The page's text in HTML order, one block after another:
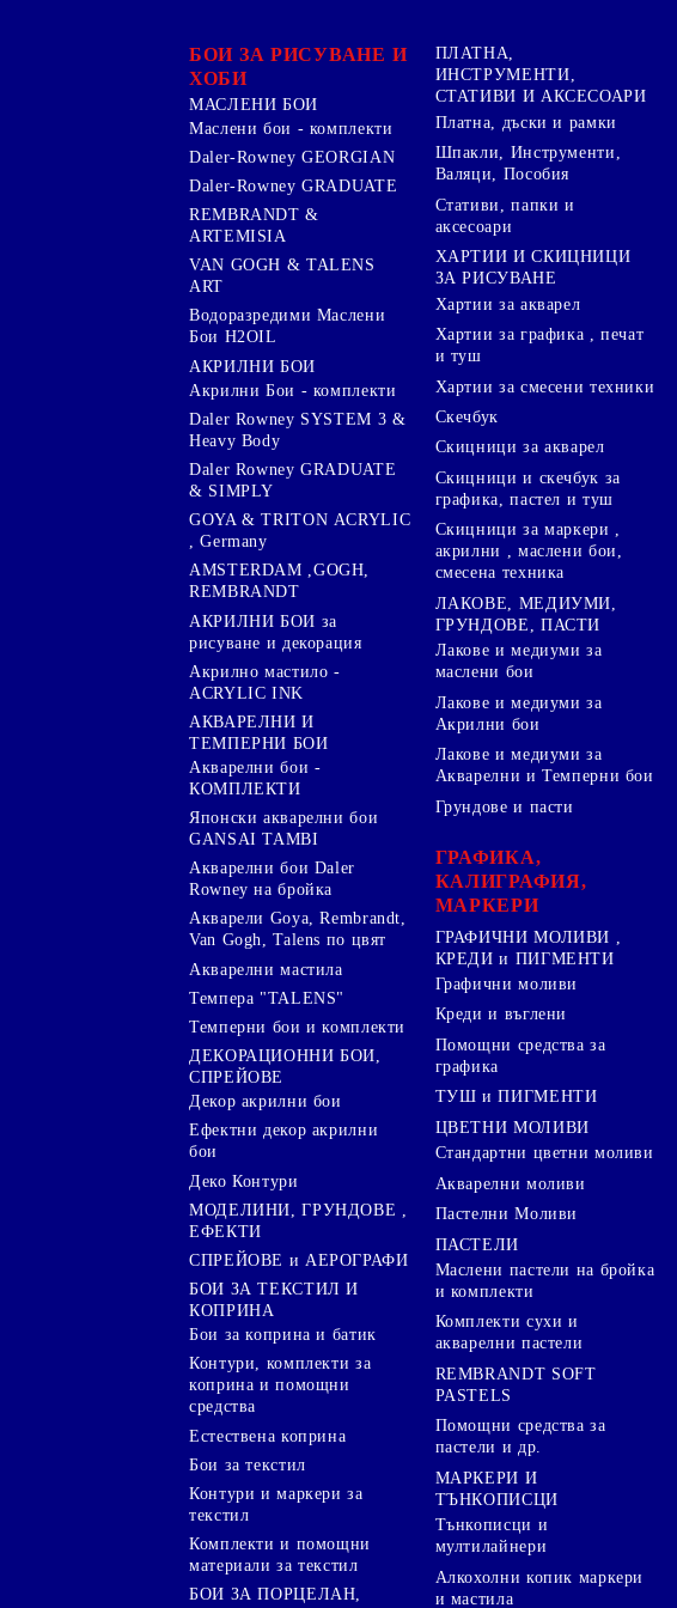
БОИ ЗА РИСУВАНЕ И
ХОБИ
МАСЛЕНИ БОИ
Маслени бои - комплекти
Daler-Rowney GEORGIAN
Daler-Rowney GRADUATE
REMBRANDT &
ARTEMISIA
VAN GOGH & TALENS
ART
Водоразредими Маслени
Бои H2OIL
АКРИЛНИ БОИ
Акрилни Бои - комплекти
Daler Rowney SYSTEM 3 &
Heavy Body
Daler Rowney GRADUATE
& SIMPLY
GOYA & TRITON АCRYLIC
, Germany
AMSTERDAM ,GOGH,
REMBRANDT
АКРИЛНИ БОИ за
рисуване и декорация
Акрилно мастило -
ACRYLIC INK
АКВАРЕЛНИ И
ТЕМПЕРНИ БОИ
Акварелни бои -
КОМПЛЕКТИ
Японски акварелни бои
GANSAI TAMBI
Акварелни бои Daler
Rowney на бройка
Акварели Goya, Rembrandt,
Van Gogh, Talens по цвят
Акварелни мастила
Темпера "TALENS"
Темперни бои и комплекти
ДЕКОРАЦИОННИ БОИ,
СПРЕЙОВЕ
Декор акрилни бои
Ефектни декор акрилни
бои
Деко Контури
МОДЕЛИНИ, ГРУНДОВЕ ,
ЕФЕКТИ
СПРЕЙОВЕ и АЕРОГРАФИ
БОИ ЗА ТЕКСТИЛ И
КОПРИНА
Бои за коприна и батик
Контури, комплекти за
коприна и помощни
средства
Естествена коприна
Бои за текстил
Контури и маркери за
текстил
Комплекти и помощни
материали за текстил
БОИ ЗА ПОРЦЕЛАН,
ПЛАТНА,
ИНСТРУМЕНТИ,
СТАТИВИ И АКСЕСОАРИ
Платна, дъски и рамки
Шпакли, Инструменти,
Валяци, Пособия
Стативи, папки и
аксесоари
ХАРТИИ И СКИЦНИЦИ
ЗА РИСУВАНЕ
Хартии за акварел
Хартии за графика , печат
и туш
Хартии за смесени техники
Скечбук
Скицници за акварел
Скицници и скечбук за
графика, пастел и туш
Скицници за маркери ,
акрилни , маслени бои,
смесена техника
ЛАКОВЕ, МЕДИУМИ,
ГРУНДОВЕ, ПАСТИ
Лакове и медиуми за
маслени бои
Лакове и медиуми за
Акрилни бои
Лакове и медиуми за
Акварелни и Темперни бои
Грундове и пасти
ГРАФИКА,
КАЛИГРАФИЯ,
МАРКЕРИ
ГРАФИЧНИ МОЛИВИ ,
КРЕДИ и ПИГМЕНТИ
Графични моливи
Креди и въглени
Помощни средства за
графика
ТУШ и ПИГМЕНТИ
ЦВЕТНИ МОЛИВИ
Стандартни цветни моливи
Акварелни моливи
Пастелни Моливи
ПАСТЕЛИ
Маслени пастели на бройка
и комплекти
Комплекти сухи и
акварелни пастели
REMBRANDT SOFT
PASTELS
Помощни средства за
пастели и др.
МАРКЕРИ И
ТЪНКОПИСЦИ
Тънкописци и
мултилайнери
Алкохолни копик маркери
и мастила